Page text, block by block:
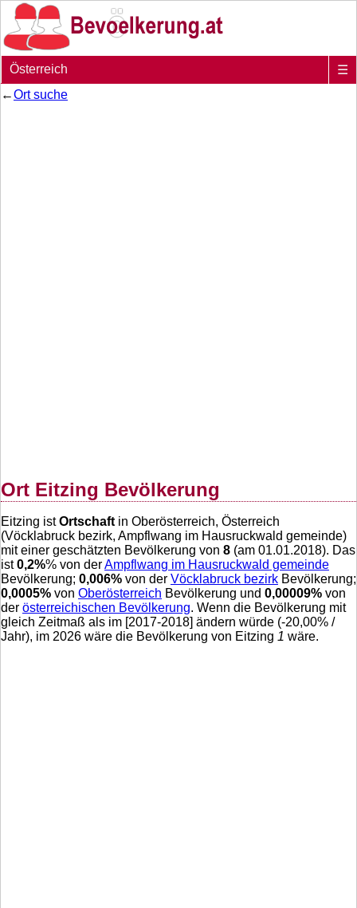
Österreich
☰
←Ort suche
Ort Eitzing Bevölkerung
Eitzing istOrtschaft in Oberösterreich, Österreich
(Vöcklabruck bezirk, Ampflwang im Hausruckwald gemeinde)
mit einer geschätzten Bevölkerung von 8 (am 01.01.2018). Das
ist0,2%% von derAmpflwang im Hausruckwald gemeinde
Bevölkerung; 0,006% von der Vöcklabruck bezirk Bevölkerung;
0,0005% von Oberösterreich Bevölkerung und 0,00009% von
der österreichischen Bevölkerung. Wenn die Bevölkerung mit
gleich Zeitmaß als im [2017-2018] ändern würde (-20,00% /
Jahr), im 2026 wäre die Bevölkerung von Eitzing 1 wäre.